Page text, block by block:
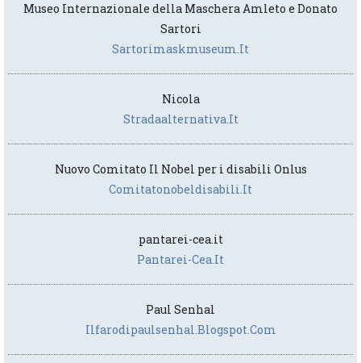
Museo Internazionale della Maschera Amleto e Donato
Sartori
Sartorimaskmuseum.it
Nicola
Stradaalternativa.it
Nuovo Comitato Il Nobel per i disabili Onlus
Comitatonobeldisabili.it
pantarei-cea.it
Pantarei-Cea.it
Paul Senhal
Ilfarodipaulsenhal.blogspot.com